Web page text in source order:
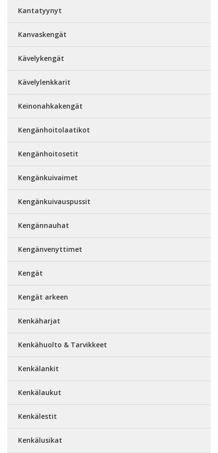
Kantatyynyt
Kanvaskengät
Kävelykengät
Kävelylenkkarit
Keinonahkakengät
Kengänhoitolaatikot
Kengänhoitosetit
Kengänkuivaimet
Kengänkuivauspussit
Kengännauhat
Kengänvenyttimet
Kengät
Kengät arkeen
Kenkäharjat
Kenkähuolto & Tarvikkeet
Kenkälankit
Kenkälaukut
Kenkälestit
Kenkälusikat